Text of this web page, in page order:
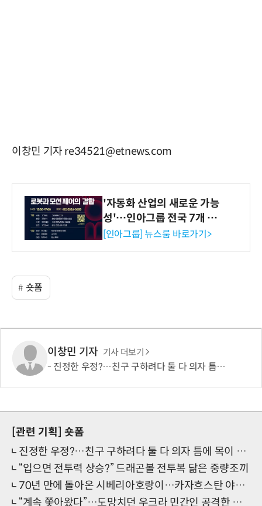
이창민 기자 re34521@etnews.com
'자동화 산업의 새로운 가능
성'…인아그룹 전국 7개 도
시 세미나 페어 개최
[인아그룹] 뉴스룸 바로가기>
숏폼
이창민 기자 기사 더보기
진정한 우정?…친구 구하려다 둘 다 의자 틈에 목이 낀 순간
[관련 기획] 숏폼
진정한 우정?…친구 구하려다 둘 다 의자 틈에 목이 낀 순간
“입으면 전투력 상승?” 드래곤볼 전투복 닮은 중량조끼
70년 만에 돌아온 시베리아호랑이…카자흐스탄 야생에 풀렸다
“계속 쫓아왔다”…도망치던 우크라 민간인 공격한 러 자폭 드론